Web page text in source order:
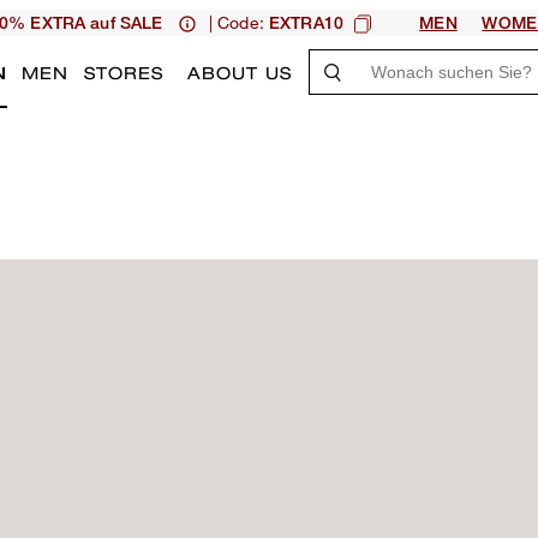
EXTRA auf SALE | Code: EXTRA10 MEN
MEN STORES ABOUT US